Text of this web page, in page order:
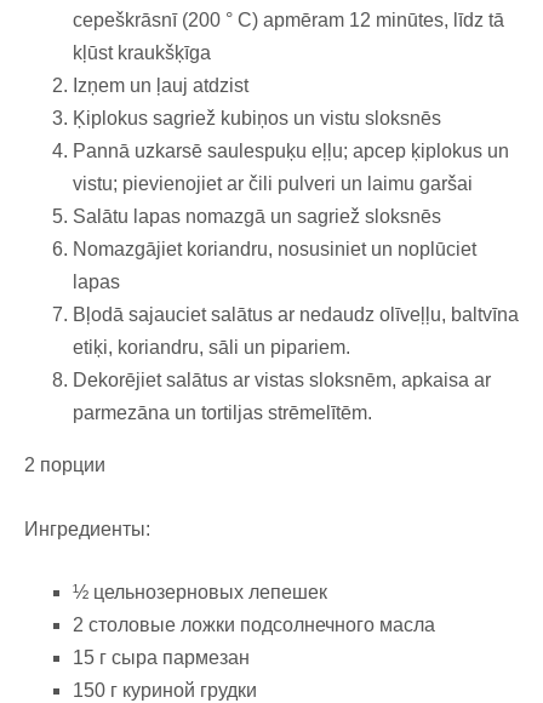
cepeškrāsnī (200 ° C) apmēram 12 minūtes, līdz tā
kļūst kraukšķīga
Izņem un ļauj atdzist
Ķiplokus sagriež kubiņos un vistu sloksnēs
Pannā uzkarsē saulespuķu eļļu; apcep ķiplokus un
vistu; pievienojiet ar čili pulveri un laimu garšai
Salātu lapas nomazgā un sagriež sloksnēs
Nomazgājiet koriandru, nosusiniet un noplūciet
lapas
Bļodā sajauciet salātus ar nedaudz olīveļļu, baltvīna
etiķi, koriandru, sāli un pipariem.
Dekorējiet salātus ar vistas sloksnēm, apkaisa ar
parmezāna un tortiljas strēmelītēm.
2 порции
Ингредиенты:
½ цельнозерновых лепешек
2 столовые ложки подсолнечного масла
15 г сыра пармезан
150 г куриной грудки